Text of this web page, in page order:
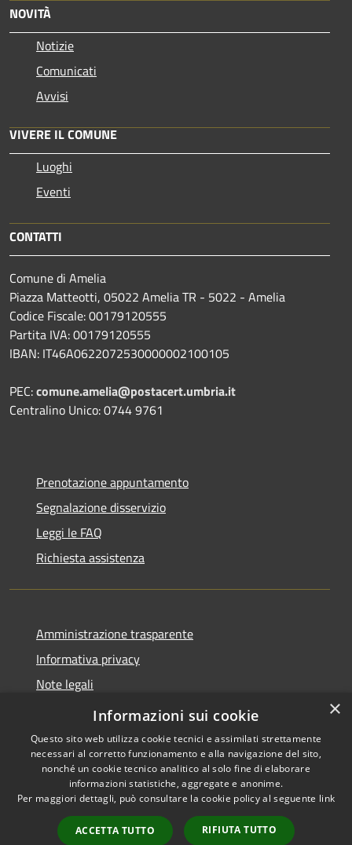
NOVITÀ
Notizie
Comunicati
Avvisi
VIVERE IL COMUNE
Luoghi
Eventi
CONTATTI
Comune di Amelia
Piazza Matteotti, 05022 Amelia TR - 5022 - Amelia
Codice Fiscale: 00179120555
Partita IVA: 00179120555
IBAN: IT46A0622072530000002100105
PEC:comune.amelia@postacert.umbria.it
Centralino Unico: 0744 9761
Prenotazione appuntamento
Segnalazione disservizio
Leggi le FAQ
Richiesta assistenza
Amministrazione trasparente
Informativa privacy
Note legali
Dichiarazione di accessibilità
Accessibilità
Copyright © 2026 • Comune di
Amelia • Powered by
Municipium•
Accesso
×
Informazioni sui cookie
Questo sito web utilizza cookie tecnici e assimilati strettamente
necessari al corretto funzionamento e alla navigazione del sito,
nonché un cookie tecnico analitico al solo fine di elaborare
informazioni statistiche, aggregate e anonime.
Per maggiori dettagli, può consultare la cookie policy al seguente link
ACCETTA TUTTO RIFIUTA TUTTO